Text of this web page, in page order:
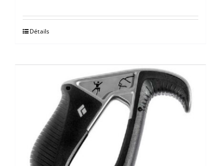
Détails